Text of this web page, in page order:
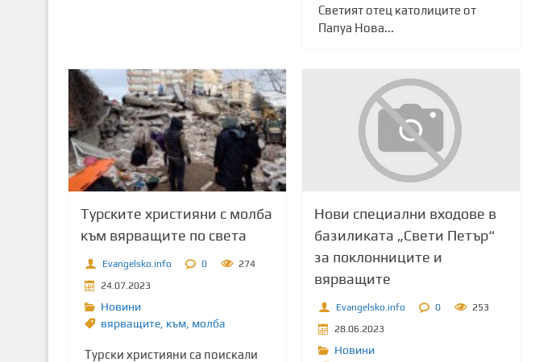
Светият отец католиците от
Папуа Нова...
Турските християни с молба
към вярващите по света
Evangelsko.info 0
274
24.07.2023
Новини
вярващите, към, молба
Турски християни са поискали
Нови специални входове в
базиликата „Свети Петър“
за поклонниците и
вярващите
Evangelsko.info 0
253
28.06.2023
Новини